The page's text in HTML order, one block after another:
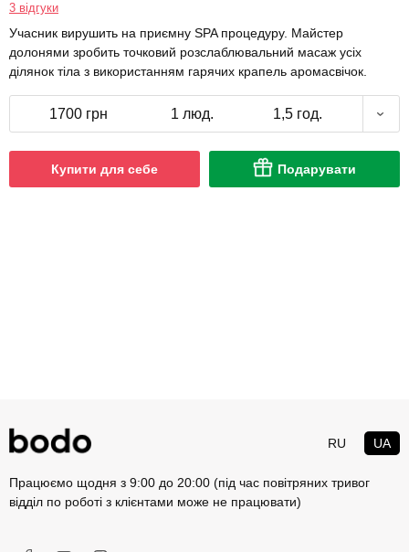
3 відгуки
Учасник вирушить на приємну SPA процедуру. Майстер
долонями зробить точковий розслаблювальний масаж усіх
ділянок тіла з використанням гарячих крапель аромасвічок.
1700 грн 1 люд. 1,5 год.
Купити для себе Подарувати
RU UA
Працюємо щодня з 9:00 до 20:00 (під час повітряних тривог
відділ по роботі з клієнтами може не працювати)